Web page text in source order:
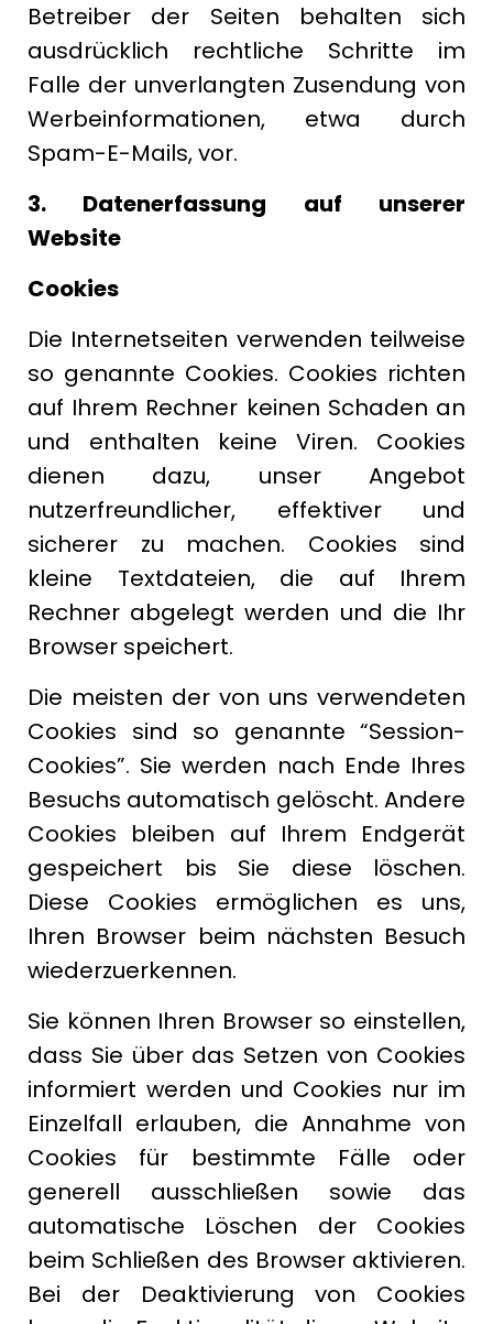
Betreiber der Seiten behalten sich
ausdrücklich rechtliche Schritte im
Falle der unverlangten Zusendung von
Werbeinformationen, etwa durch
Spam-E-Mails, vor.
3. Datenerfassung auf unserer
Website
Cookies
Die Internetseiten verwenden teilweise
so genannte Cookies. Cookies richten
auf Ihrem Rechner keinen Schaden an
und enthalten keine Viren. Cookies
dienen dazu, unser Angebot
nutzerfreundlicher, effektiver und
sicherer zu machen. Cookies sind
kleine Textdateien, die auf Ihrem
Rechner abgelegt werden und die Ihr
Browser speichert.
Die meisten der von uns verwendeten
Cookies sind so genannte “Session-
Cookies”. Sie werden nach Ende Ihres
Besuchs automatisch gelöscht. Andere
Cookies bleiben auf Ihrem Endgerät
gespeichert bis Sie diese löschen.
Diese Cookies ermöglichen es uns,
Ihren Browser beim nächsten Besuch
wiederzuerkennen.
Sie können Ihren Browser so einstellen,
dass Sie über das Setzen von Cookies
informiert werden und Cookies nur im
Einzelfall erlauben, die Annahme von
Cookies für bestimmte Fälle oder
generell ausschließen sowie das
automatische Löschen der Cookies
beim Schließen des Browser aktivieren.
Bei der Deaktivierung von Cookies